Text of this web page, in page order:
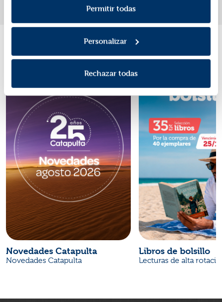
Política de Privacidad.
Permitir todas
Personalizar
Rechazar todas
Promociones
Novedades Catapulta
Novedades Catapulta
Libros de bolsillo
Lecturas de alta